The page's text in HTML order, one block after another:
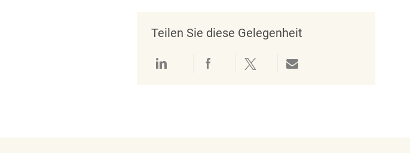
Teilen Sie diese Gelegenheit
Über LinkedIn teilenÜber Facebook teilen
Über Twitter teilenPer E-Mail teilen